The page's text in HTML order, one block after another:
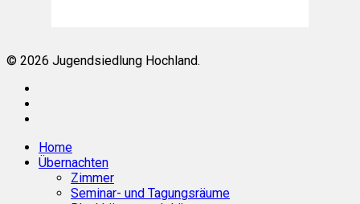
© 2026 Jugendsiedlung Hochland.
Close
Menu
Home
Übernachten
Zimmer
Seminar- und Tagungsräume